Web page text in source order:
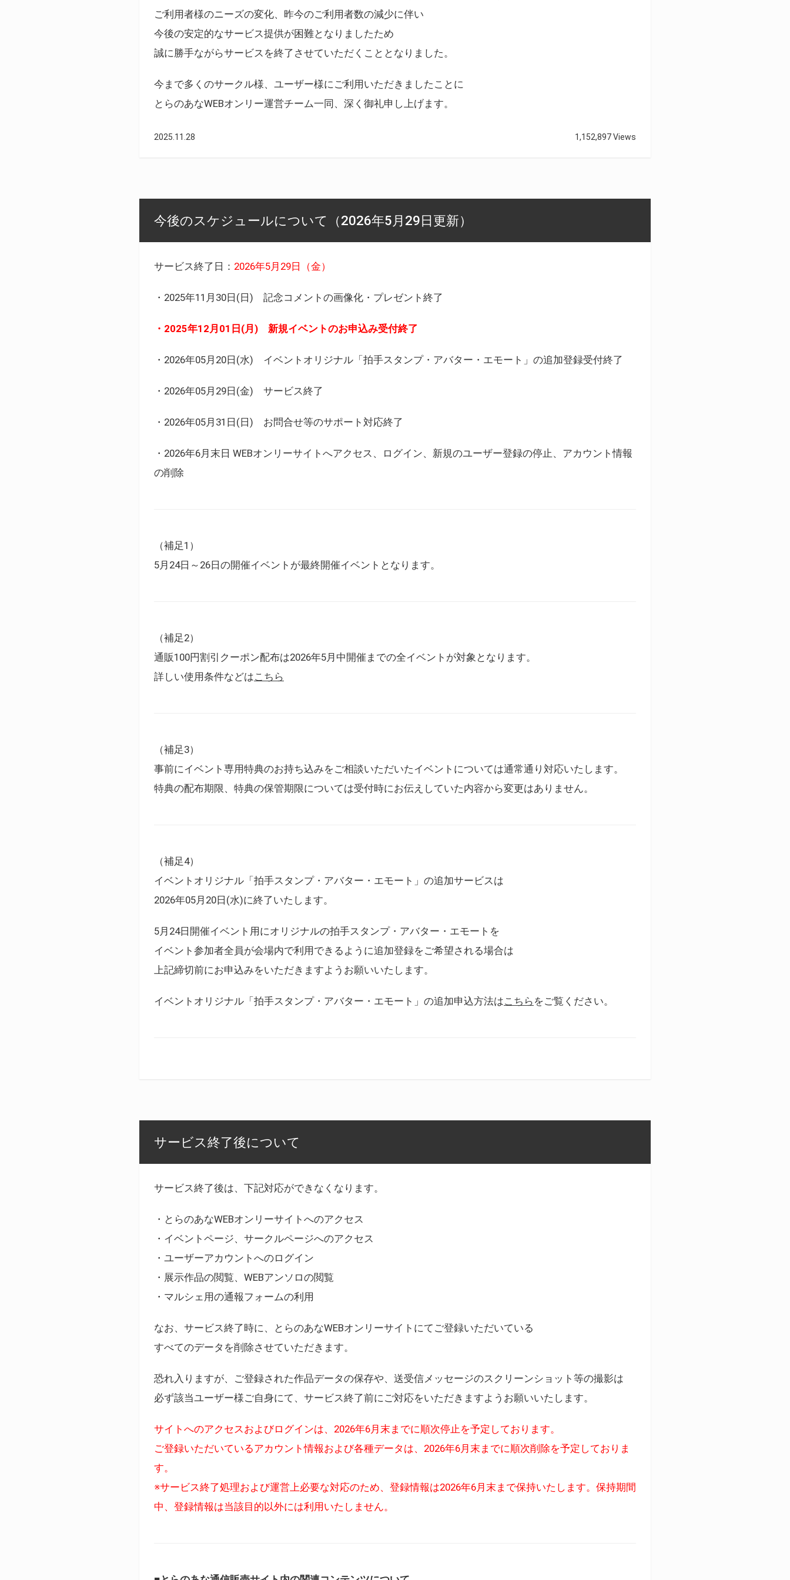
ご利用者様のニーズの変化、昨今のご利用者数の減少に伴い
今後の安定的なサービス提供が困難となりましたため
誠に勝手ながらサービスを終了させていただくこととなりました。
今まで多くのサークル様、ユーザー様にご利用いただきましたことに
とらのあなWEBオンリー運営チーム一同、深く御礼申し上げます。
2025.11.28 1,152,897 Views
今後のスケジュールについて（2026年5月29日更新）
サービス終了日： 2026年5月29日（金）
・2025年11月30日(日) 記念コメントの画像化・プレゼント終了
・2025年12月01日(月) 新規イベントのお申込み受付終了
・2026年05月20日(水) イベントオリジナル「拍手スタンプ・アバター・エモート」の追加登録受付終了
・2026年05月29日(金) サービス終了
・2026年05月31日(日) お問合せ等のサポート対応終了
・2026年6月末日 WEBオンリーサイトへアクセス、ログイン、新規のユーザー登録の停止、アカウント情報
の削除
（補足1）
5月24日～26日の開催イベントが最終開催イベントとなります。
（補足2）
通販100円割引クーポン配布は2026年5月中開催までの全イベントが対象となります。
詳しい使用条件などはこちら
（補足3）
事前にイベント専用特典のお持ち込みをご相談いただいたイベントについては通常通り対応いたします。
特典の配布期限、特典の保管期限については受付時にお伝えしていた内容から変更はありません。
（補足4）
イベントオリジナル「拍手スタンプ・アバター・エモート」の追加サービスは
2026年05月20日(水)に終了いたします。
5月24日開催イベント用にオリジナルの拍手スタンプ・アバター・エモートを
イベント参加者全員が会場内で利用できるように追加登録をご希望される場合は
上記締切前にお申込みをいただきますようお願いいたします。
イベントオリジナル「拍手スタンプ・アバター・エモート」の追加申込方法はこちら をご覧ください。
サービス終了後について
サービス終了後は、下記対応ができなくなります。
・とらのあなWEBオンリーサイトへのアクセス
・イベントページ、サークルページへのアクセス
・ユーザーアカウントへのログイン
・展示作品の閲覧、WEBアンソロの閲覧
・マルシェ用の通報フォームの利用
なお、サービス終了時に、とらのあなWEBオンリーサイトにてご登録いただいている
すべてのデータを削除させていただきます。
恐れ入りますが、ご登録された作品データの保存や、送受信メッセージのスクリーンショット等の撮影は
必ず該当ユーザー様ご自身にて、サービス終了前にご対応をいただきますようお願いいたします。
サイトへのアクセスおよびログインは、2026年6月末までに順次停止を予定しております。
ご登録いただいているアカウント情報および各種データは、2026年6月末までに順次削除を予定しておりま
す。
※サービス終了処理および運営上必要な対応のため、登録情報は2026年6月末まで保持いたします。保持期間
中、登録情報は当該目的以外には利用いたしません。